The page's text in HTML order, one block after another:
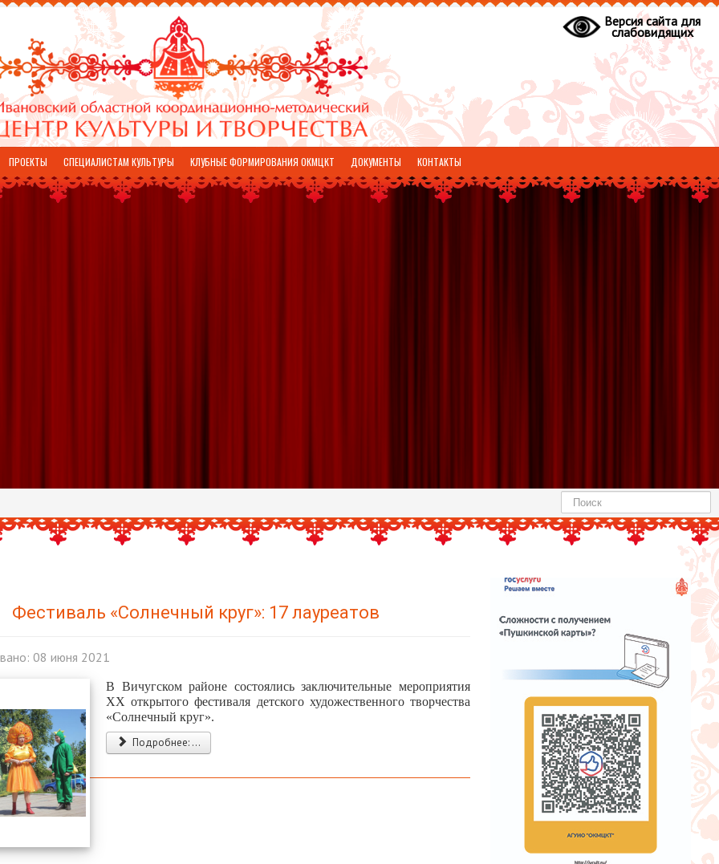
Версия сайта для
слабовидящих
ПРОЕКТЫ СПЕЦИАЛИСТАМ КУЛЬТУРЫ КЛУБНЫЕ ФОРМИРОВАНИЯ ОКМЦКТ ДОКУМЕНТЫ КОНТАКТЫ
Найти
Фестиваль «Солнечный круг»: 17 лауреатов
08 июня 2021
В Вичугском районе состоялись заключительные мероприятия
ХХ открытого фестиваля детского художественного творчества
«Солнечный круг».
Подробнее: ...